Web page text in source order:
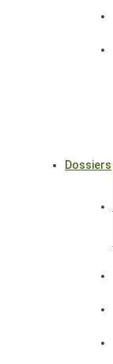
Dossiers